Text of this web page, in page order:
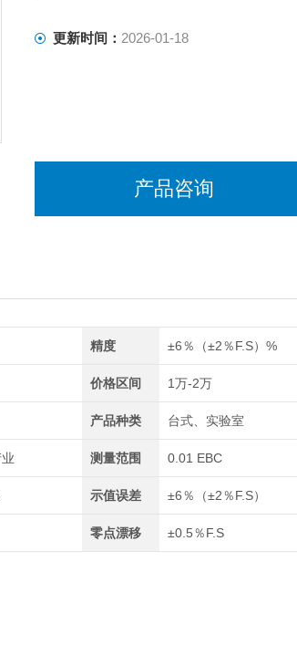
更新时间： 2026-01-18
产品咨询
精度 ±6％（±2％F.S）%
价格区间 1万-2万
产品种类 台式、实验室
测量范围 0.01 EBC
示值误差 ±6％（±2％F.S）
零点漂移 ±0.5％F.S